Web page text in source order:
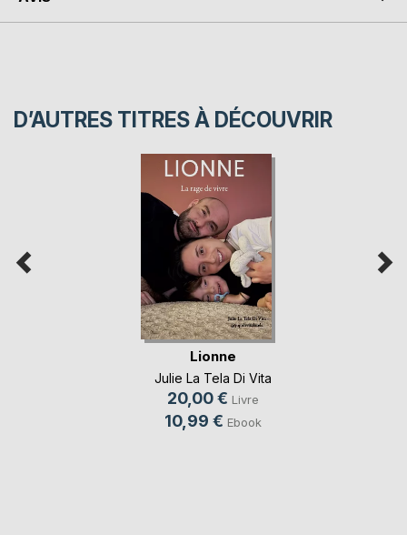
D’AUTRES TITRES À DÉCOUVRIR
Lionne
Julie La Tela Di Vita
20,00 € Livre
10,99 € Ebook